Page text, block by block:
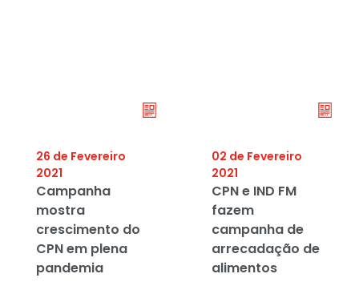
26 de Fevereiro
2021
Campanha
mostra
crescimento do
CPN em plena
pandemia
02 de Fevereiro
2021
CPN e IND FM
fazem
campanha de
arrecadação de
alimentos